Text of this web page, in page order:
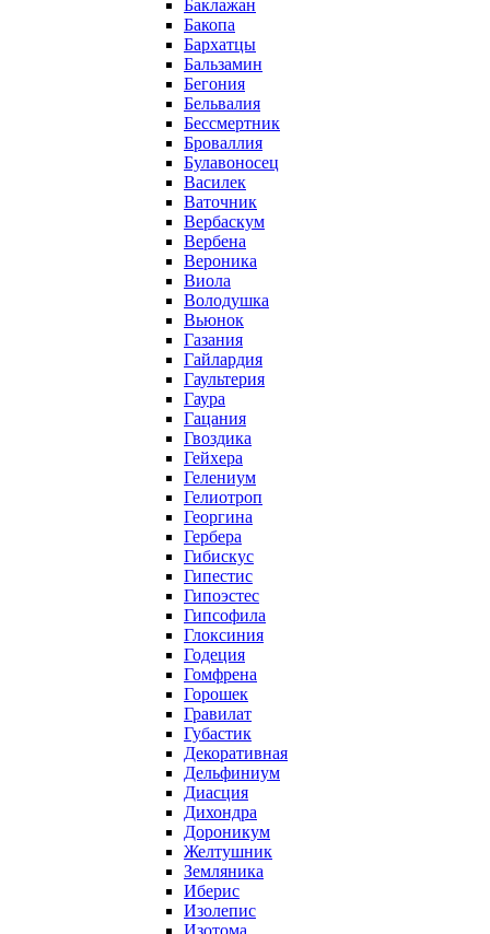
Баклажан
Бакопа
Бархатцы
Бальзамин
Бегония
Бельвалия
Бессмертник
Броваллия
Булавоносец
Василек
Ваточник
Вербаскум
Вербена
Вероника
Виола
Володушка
Вьюнок
Газания
Гайлардия
Гаультерия
Гаура
Гацания
Гвоздика
Гейхера
Гелениум
Гелиотроп
Георгина
Гербера
Гибискус
Гипестис
Гипоэстес
Гипсофила
Глоксиния
Годеция
Гомфрена
Горошек
Гравилат
Губастик
Декоративная
Дельфиниум
Диасция
Дихондра
Дороникум
Желтушник
Земляника
Иберис
Изолепис
Изотома